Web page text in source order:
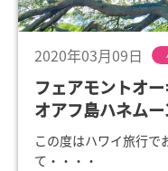
2020年03月09日
フェアモントオ
オアフ島ハネムー
この度はハワイ旅行で
て・・・・